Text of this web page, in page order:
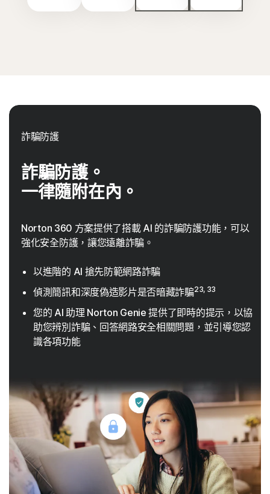
詐騙防護
詐騙防護。
一律隨附在內。
Norton 360 方案提供了搭載 AI 的詐騙防護功能，可以
強化安全防護，讓您遠離詐騙。
以進階的 AI 搶先防範網路詐騙
偵測簡訊和深度偽造影片是否暗藏詐騙23, 33
您的 AI 助理 Norton Genie 提供了即時的提示，以協
助您辨別詐騙、回答網路安全相關問題，並引導您認
識各項功能